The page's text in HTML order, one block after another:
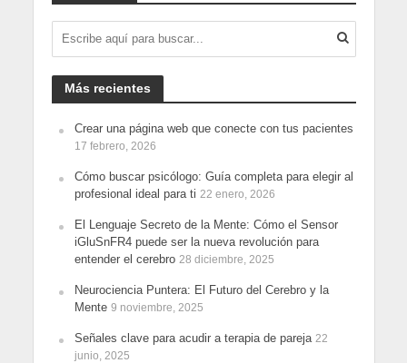
Más recientes
Crear una página web que conecte con tus pacientes
17 febrero, 2026
Cómo buscar psicólogo: Guía completa para elegir al
profesional ideal para ti 22 enero, 2026
El Lenguaje Secreto de la Mente: Cómo el Sensor
iGluSnFR4 puede ser la nueva revolución para
entender el cerebro 28 diciembre, 2025
Neurociencia Puntera: El Futuro del Cerebro y la
Mente 9 noviembre, 2025
Señales clave para acudir a terapia de pareja 22
junio, 2025